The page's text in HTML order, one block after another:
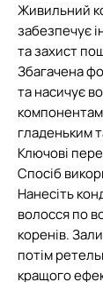
Живильний
забезпечує
та захист
Збагачена
та насичує
гладеньким
Ключові
Спосіб
Нанесіть
волосся по
коренів.
потім
кращого